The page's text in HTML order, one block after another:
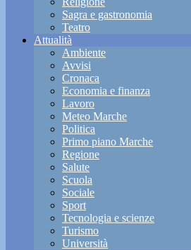
Sagra e gastronomia
Teatro
Attualità
Ambiente
Avvisi
Cronaca
Economia e finanza
Lavoro
Meteo Marche
Politica
Primo piano Marche
Regione
Salute
Scuola
Sociale
Sport
Tecnologia e scienze
Turismo
Università